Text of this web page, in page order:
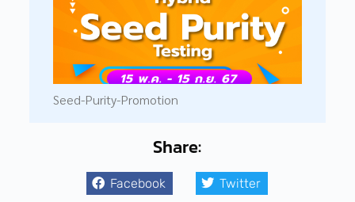
Seed-Purity-Promotion
Share:
Facebook Twitter